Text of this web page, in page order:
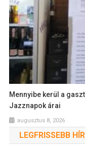
Mennyibe kerül a
Jazznapok árai
augusztus 8, 2026
LEGFRISSEBB